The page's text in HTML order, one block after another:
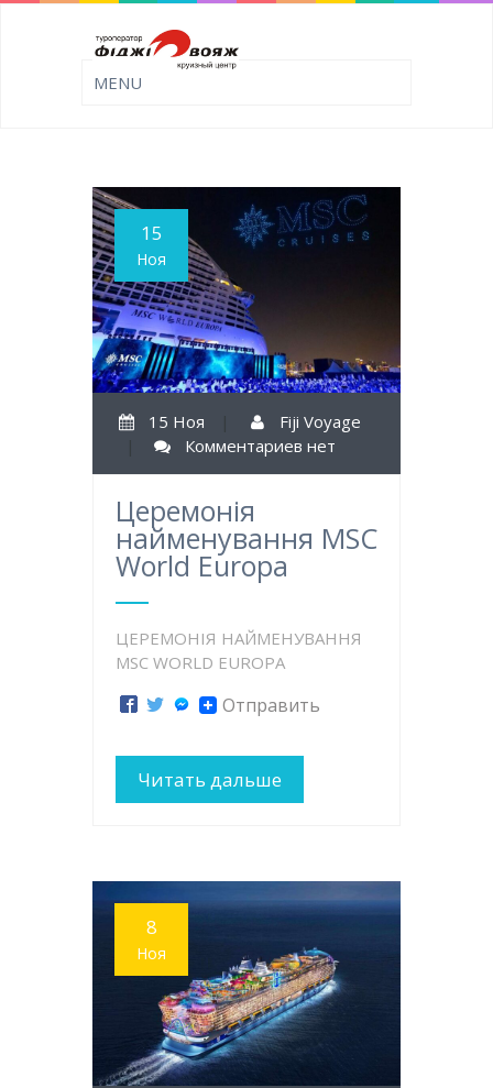
15
Ноя
15 Ноя
Fiji Voyage
Комментариев нет
Церемонія
найменування MSC
World Europa
ЦЕРЕМОНІЯ НАЙМЕНУВАННЯ
MSC WORLD EUROPA
Отправить
Читать дальше
8
Ноя